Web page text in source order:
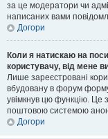
за це модератори чи
написаних вами
Догори
Коли я натискаю на
користувачу, від мене
Лише зареєстровані
вбудовану в форум
увімкнув цю функцію. Це
поштовою системою
Догори